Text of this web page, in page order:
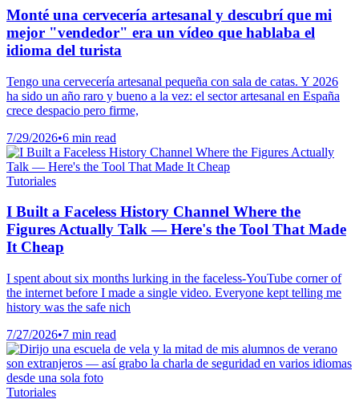
Monté una cervecería artesanal y descubrí que mi
mejor "vendedor" era un vídeo que hablaba el
idioma del turista
Tengo una cervecería artesanal pequeña con sala de catas. Y 2026
ha sido un año raro y bueno a la vez: el sector artesanal en España
crece despacio pero firme,
7/29/2026•6 min read
Tutoriales
I Built a Faceless History Channel Where the
Figures Actually Talk — Here's the Tool That Made
It Cheap
I spent about six months lurking in the faceless-YouTube corner of
the internet before I made a single video. Everyone kept telling me
history was the safe nich
7/27/2026•7 min read
Tutoriales